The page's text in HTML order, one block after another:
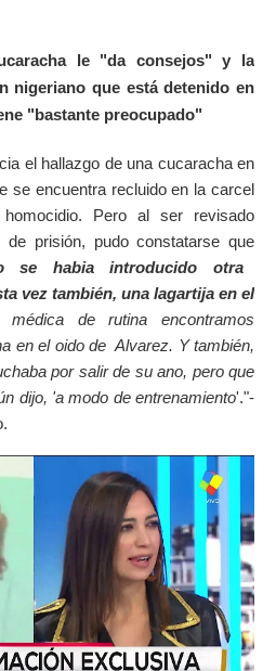
le "da consejos" y la
nigeriano que está detenido en
"bastante preocupado"
el hallazgo de una cucaracha en
se encuentra recluido en la carcel
Pero al ser revisado
de prisión, pudo constatarse que
se habia introducido otra
vez también, una lagartija en el
de rutina encontramos
en el oido de Alvarez. Y también,
por salir de su ano, pero que
dijo, 'a modo de entrenamiento'."-